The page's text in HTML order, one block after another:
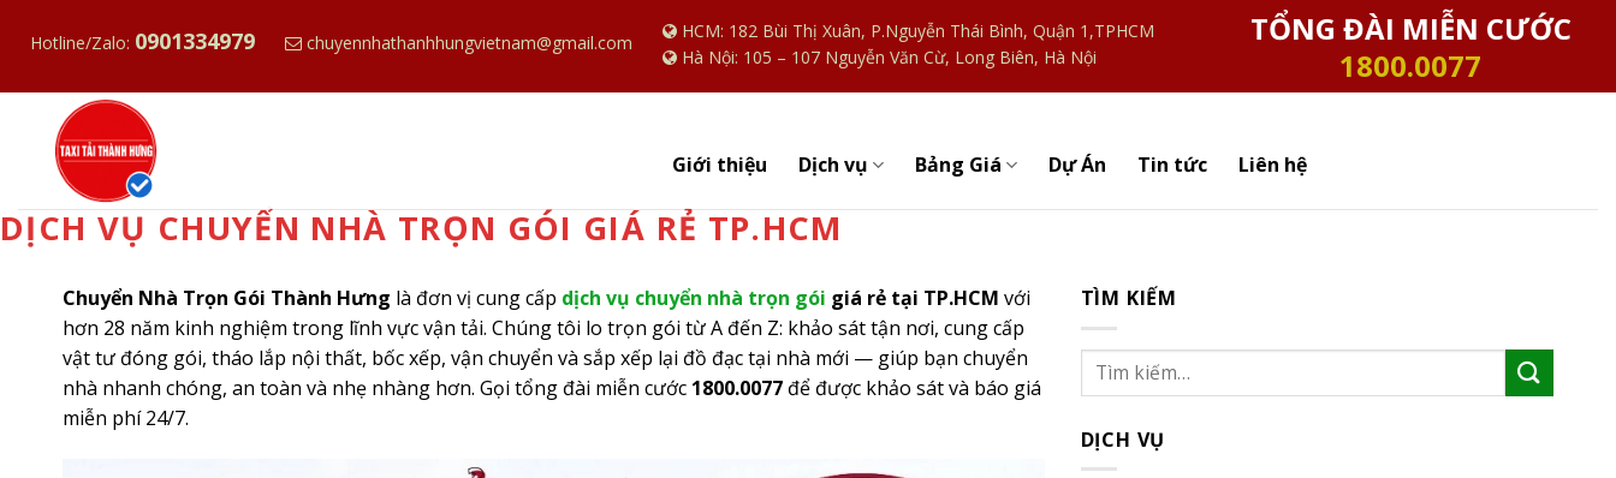
o
Hotline/Zalo: 0901334979 chuyennhathanhhungvietnam@gmail.com
HCM: 182 Bùi Thị Xuân, P.Nguyễn Thái Bình, Quận 1,TPHCM
Hà Nội: 105 – 107 Nguyễn Văn Cừ, Long Biên, Hà Nội
TỔNG ĐÀI MIỄN CƯỚC
1800.0077
Giới thiệu Dịch vụ Bảng Giá Dự Án Tin tức Liên hệ
DỊCH VỤ CHUYỂN NHÀ TRỌN GÓI GIÁ RẺ TP.HCM
Chuyển Nhà Trọn Gói Thành Hưng là đơn vị cung cấp dịch vụ chuyển nhà trọn gói giá rẻ tại TP.HCM với
hơn 28 năm kinh nghiệm trong lĩnh vực vận tải. Chúng tôi lo trọn gói từ A đến Z: khảo sát tận nơi, cung cấp
vật tư đóng gói, tháo lắp nội thất, bốc xếp, vận chuyển và sắp xếp lại đồ đạc tại nhà mới — giúp bạn chuyển
nhà nhanh chóng, an toàn và nhẹ nhàng hơn. Gọi tổng đài miễn cước 1800.0077 để được khảo sát và báo giá
miễn phí 24/7.
TÌM KIẾM
DỊCH VỤ